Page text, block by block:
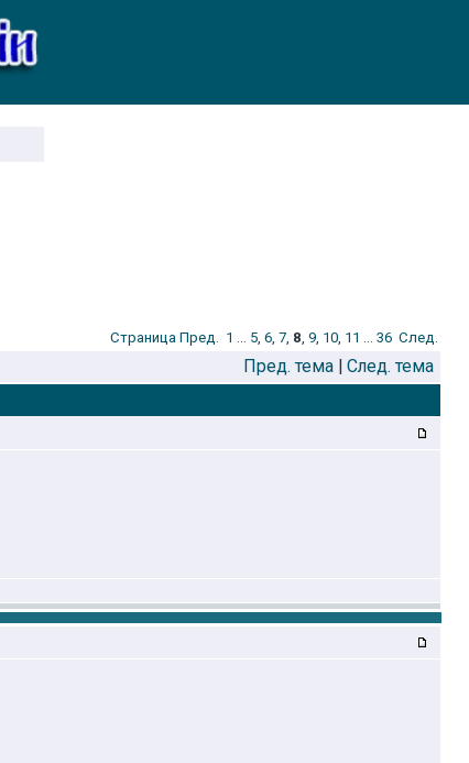
Стрaница Пред. 1 ... 5, 6, 7, 8, 9, 10, 11 ... 36 След.
Пред. тема | След. тема